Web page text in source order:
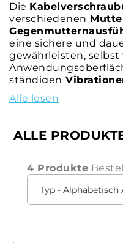
Die
verschiedenen
eine sichere und
gewährleisten, selbst
ständigen
Belastungen
Alle lesen
ALLE
4 Produkte